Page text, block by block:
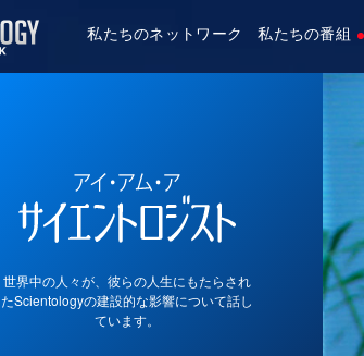
私たちのネットワーク 私たちの番組
世界中の人々が、彼らの人生にもたらされ
たScientologyの建設的な影響について話し
ています。